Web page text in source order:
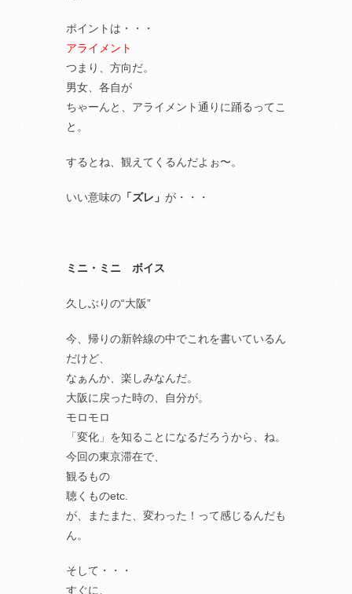
ポイントは・・・
アライメント
つまり、方向だ。
男女、各自が
ちゃーんと、アライメント通りに踊るってこ
と。
するとね、観えてくるんだよぉ〜。
いい意味の 「ズレ」 が・・・
ミニ・ミニ ボイス
久しぶりの“大阪”
今、帰りの新幹線の中でこれを書いているん
だけど、
なぁんか、楽しみなんだ。
大阪に戻った時の、自分が。
モロモロ
「変化」を知ることになるだろうから、ね。
今回の東京滞在で、
観るもの
聴くものetc.
が、またまた、変わった！って感じるんだも
ん。
そして・・・
すぐに、